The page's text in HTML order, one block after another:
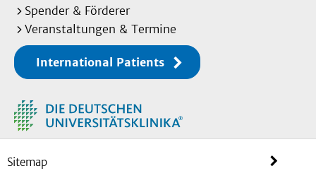
Spender & Förderer
Veranstaltungen & Termine
International Patients
Sitemap